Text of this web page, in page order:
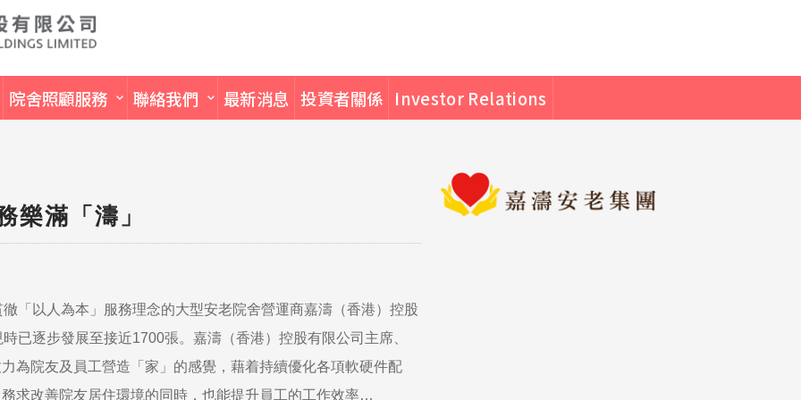
院舍照顧服務 聯絡我們 最新消息 投資者關係 Investor Relations
樂滿「濤」
「以人為本」服務理念的大型安老院舍營運商嘉濤（香港）控股
已逐步發展至接近1700張。嘉濤（香港）控股有限公司主席、
為院友及員工營造「家」的感覺，藉着持續優化各項軟硬件配
求改善院友居住環境的同時，也能提升員工的工作效率…